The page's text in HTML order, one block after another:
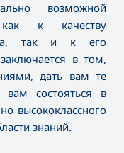
возможной
как к качеству
так и к его
в том,
дать вам те
вам состояться в
высококлассного
знаний.